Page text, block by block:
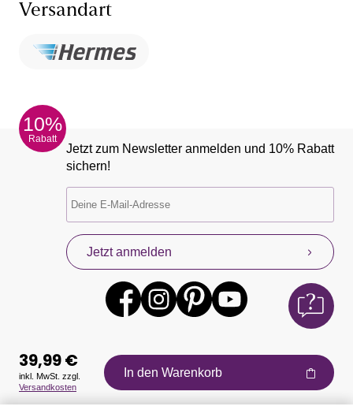
Versandart
10%
Rabatt
Jetzt zum Newsletter anmelden und 10% Rabatt
sichern!
Jetzt anmelden
Auszeichnungen
39,99 €
inkl. MwSt. zzgl.
Versandkosten
In den Warenkorb